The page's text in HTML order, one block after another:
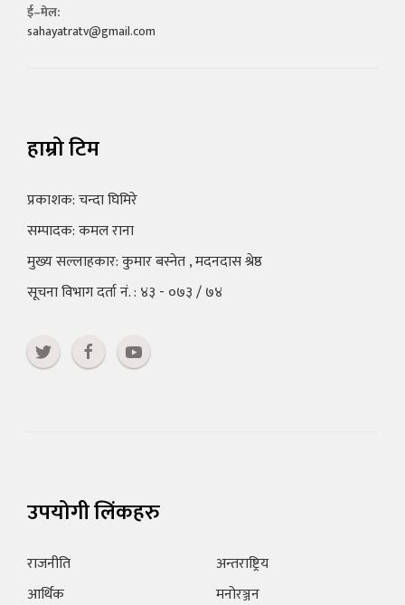
ई–मेल:
sahayatratv@gmail.com
हाम्रो टिम
प्रकाशक: चन्दा घिमिरे
सम्पादक: कमल राना
मुख्य सल्लाहकार: कुमार बस्नेत , मदनदास श्रेष्ठ
सूचना विभाग दर्ता नं. : ४३ - ०७३ / ७४
उपयोगी लिंकहरु
राजनीति
आर्थिक
अन्तराष्ट्रिय
मनोरञ्जन